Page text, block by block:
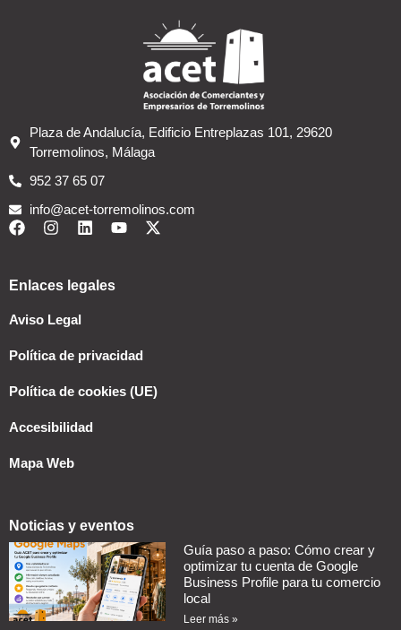
Plaza de Andalucía, Edificio Entreplazas 101, 29620
Torremolinos, Málaga
952 37 65 07
info@acet-torremolinos.com
Enlaces legales
Aviso Legal
Política de privacidad
Política de cookies (UE)
Accesibilidad
Mapa Web
Noticias y eventos
Guía paso a paso: Cómo crear y
optimizar tu cuenta de Google
Business Profile para tu comercio
local
Leer más »